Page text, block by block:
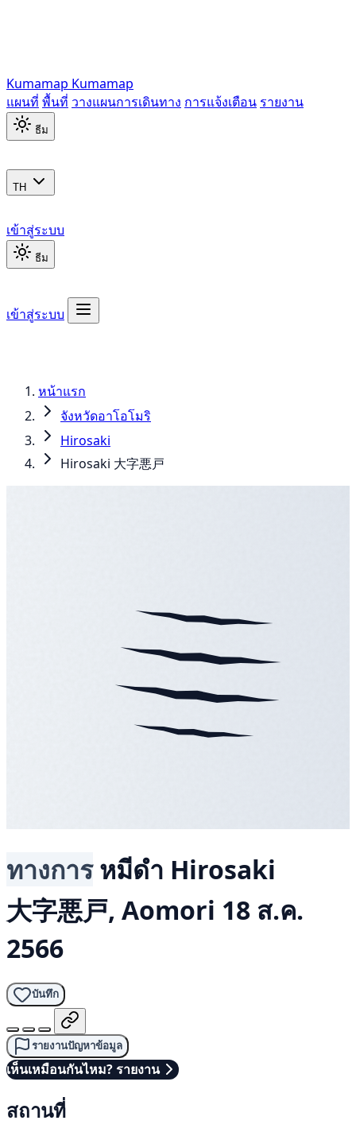
Kumamap Kumamap
แผนที่ พื้นที่ วางแผนการเดินทาง การแจ้งเตือน รายงาน
ธีม
TH
เข้าสู่ระบบ
ธีม
เข้าสู่ระบบ
หน้าแรก
จังหวัดอาโอโมริ
Hirosaki
Hirosaki 大字悪戸
ทางการ หมีดำ Hirosaki
大字悪戸, Aomori 18 ส.ค.
2566
บันทึก
รายงานปัญหาข้อมูล
เห็นเหมือนกันไหม? รายงาน
สถานที่